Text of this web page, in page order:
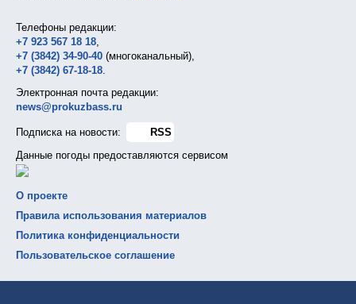
Телефоны редакции:
+7 923 567 18 18,
+7 (3842) 34-90-40 (многоканальный),
+7 (3842) 67-18-18.
Электронная почта редакции:
news@prokuzbass.ru
Подписка на новости:
RSS
Данные погоды предоставляются сервисом
О проекте
Правила использования материалов
Политика конфиденциальности
Пользовательское соглашение